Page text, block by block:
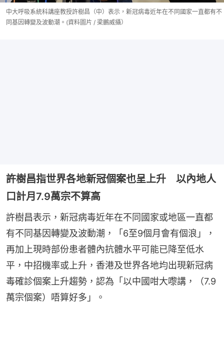
中大呼吸系統科講座教授許樹昌（中）表示，新冠病毒近年在不同國家一直都有不
同基因轉變及波動潮。(資料圖片 / 梁鵬威攝）
許樹昌指世界各地新冠個案也呈上升 以內地人
口計月7.9萬宗不算高
許樹昌表示，新冠病毒近年在不同國家或地區一直都
有不同基因轉變及波動潮，「6至9個月會有個浪」，
再加上現時部份患者體內抗體水平可能已降至低水
平，中招機率或上升，香港及世界各地均出現新冠病
毒確診個案上升趨勢，認為「以中國咁大嚟講，（7.9
萬宗個案）唔算好多」。